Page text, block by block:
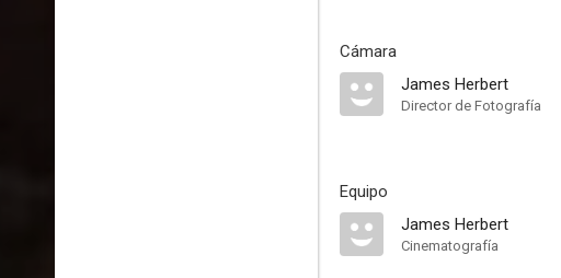
Cámara
James Herbert
Director de Fotografía
Equipo
James Herbert
Cinematografía